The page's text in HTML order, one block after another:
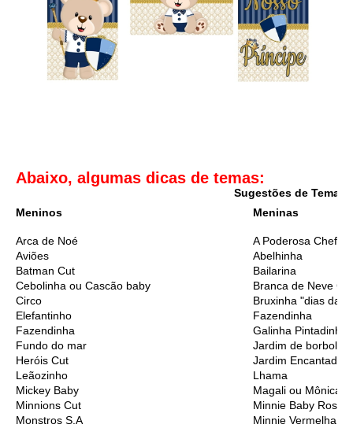
Abaixo, algumas dicas de temas:
Sugestões de Temas
Meninos
Meninas
Arca de Noé
A Poderosa
Aviões
Abelhinha
Batman Cut
Bailarina
Cebolinha ou Cascão baby
Branca de Neve Cut
Circo
Bruxinha "dias das
Elefantinho
Fazendinha
Fazendinha
Galinha Pintadinha
Fundo do mar
Jardim de
Heróis Cut
Jardim Encantado
Leãozinho
Lhama
Mickey Baby
Magali ou Mônica
Minnions Cut
Minnie Baby Rosa
Monstros S.A
Minnie Vermelha